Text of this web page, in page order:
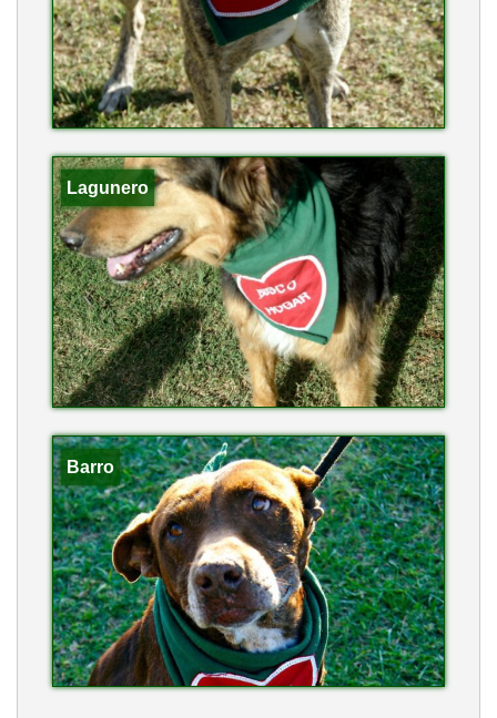
Lagunero
Barro